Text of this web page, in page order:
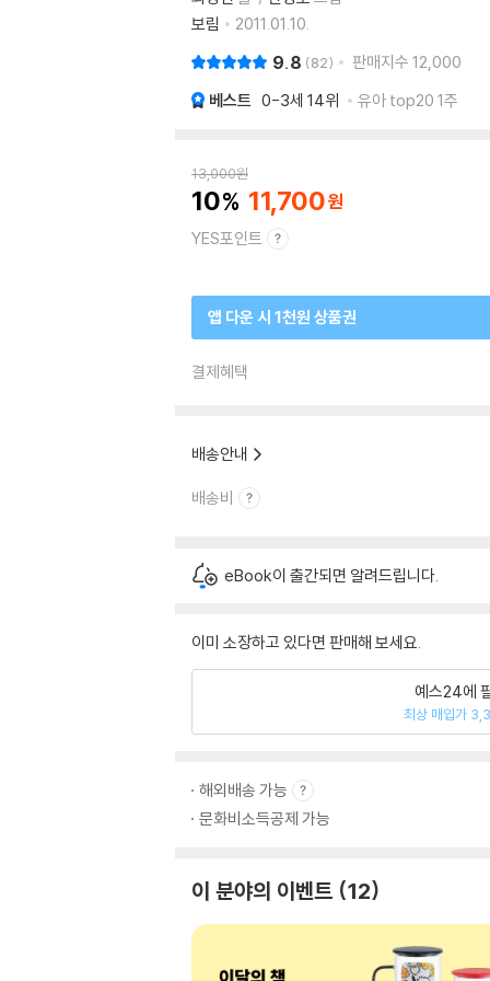
보림
2011.01.10.
9.8 82 판매지수 12,000
베스트 0-3세 14위 유아 top20 1주
13,000원
10 11,700
YES포인트
앱 다운 시 1천원 상품권
결제혜택
배송안내
배송비
eBook이 출간되면 알려드립니다.
이미 소장하고 있다면 판매해 보세요.
예스24에
최상 매입가
해외배송 가능
문화비소득공제 가능
이 분야의 이벤트 12